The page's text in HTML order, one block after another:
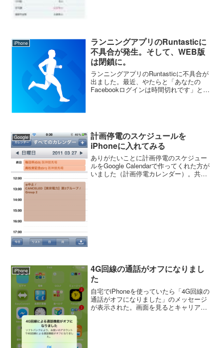
iPhone
ランニングアプリのRuntasticに
不具合が発生。そして、WEB版
は閉鎖に。
ランニングアプリのRuntasticに不具合が
出ました。最近、やたらと「あなたの
Facebookログインは時間切れです」とい
Google
計画停電のスケジュールを
iPhoneに入れてみる
ありがたいことに計画停電のスケジュー
ルをGoogle Calendarで作ってくれた方が
いました（計画停電カレンダー）。共有
iPhone
4G回線の通話がオフになりまし
た
自宅でiPhoneを使っていたら「4G回線の
通話がオフになりました」のメッセージ
が表示された。画面を見るとキャリアは